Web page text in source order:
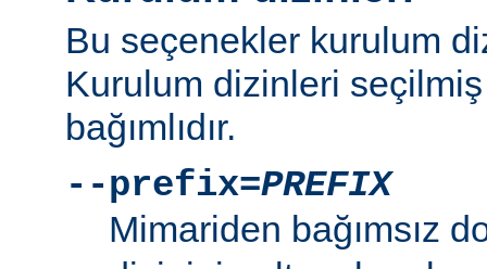
Bu seçenekler kurulum
Kurulum dizinleri
bağımlıdır.
--prefix=PREFIX
Mimariden bağımsız